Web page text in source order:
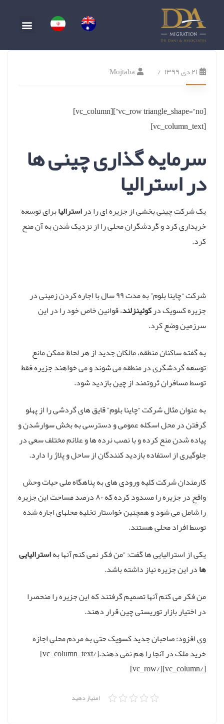
۲۱ دی ۱۳۹۹ Mojtaba
[vc_row triangle_shape=”no”][vc_column]
[vc_column_text]
سرمایه گذاری چینی ها
در استرالیا
یک شرکت چینی بخشی از جزیره ای را دراسترالیابرای توسعه
خریداری کرد و گردشگران محلی را از نزدیک شدن به آن منع
کرد.
شرکت “چاینا بلوم” به مدت ۹۹ سال با اجاره کردن زمینی در
جزیره کسویک درکوئینزلند، قوانین خاص خود را در این
سرزمین وضع کرد.
به گفته ساکنان منطقه، مالکان جدید از هر لحاظ ممکن مانع
توسعه گردشگری در منطقه می شوند و می خواهند جزیره فقط
توسط مسافران ثروتمند از چین بازدید شود.
به عنوان مثال شرکت “چاینا بلوم” قایق های گردشی را از پهلو
گرفتن در محل اسکله عمومی و دسترسی به بخش سوارشدن و
پیاده شدن منع کرده و با نصب نرده ها و علائم مختلف سعی در
جلوگیری از استفاده بازدید کنندگان از ساحل و پلاژ را دارد.
کارمندان شرکت کلیه ورودی های به پناهگاه ملی حیات وحش
واقع در جزیره را مسدود کرده که ۸۰ درصد مساحت این جزیره
را شامل می شود و همچنین خواستار تخلیه محلهای اجاره شده
توسط افراد محلی هستند.
یکی از استرالیایی ها گفت: “من فکر نمی کنم آنها بهاسترالیایی
هادر این جزیره نیاز داشته باشد.
من فکر می کنم آنها تصمیم گرفتند که این جزیره را منحصرا
در اختیار بازار توریستی چین قرار دهند.
وی افزود: صاحبان جدید کسویک حتی به مردم محلی اجازه
خرید ملک در آنجا را هم نمی دهند.[/vc_column_text]
[/vc_column][/vc_row]
امتیاز دهید